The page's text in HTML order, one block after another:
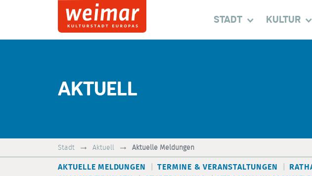
STADT KULTUR
AKTUELL
Stadt Aktuell Aktuelle Meldungen
AKTUELLE MELDUNGEN TERMINE & VERANSTALTUNGEN